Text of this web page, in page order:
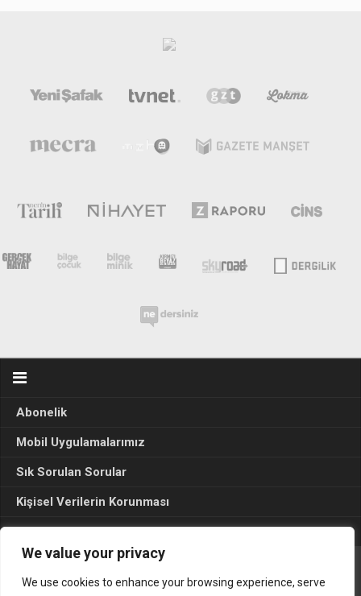
We value your privacy
We use cookies to enhance your browsing experience, serve
Abonelik
Mobil Uygulamalarımız
Sık Sorulan Sorular
Kişisel Verilerin Korunması
Seçim Sonuçları 2024